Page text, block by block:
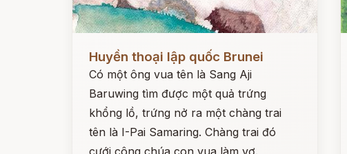
Đọc ngay
Huyền thoại lập quốc Brunei
Có một ông vua tên là Sang Aji
Baruwing tìm được một quả trứng
khổng lồ, trứng nở ra một chàng trai
tên là I-Pai Samaring. Chàng trai đó
cưới công chúa con vua làm vợ.